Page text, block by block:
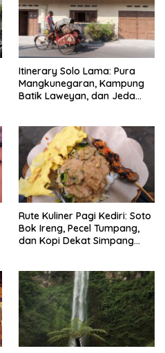
Itinerary Solo Lama: Pura
Mangkunegaran, Kampung
Batik Laweyan, dan Jeda
Rute Kuliner Pagi Kediri: Soto
Bok Ireng, Pecel Tumpang,
dan Kopi Dekat Simpang